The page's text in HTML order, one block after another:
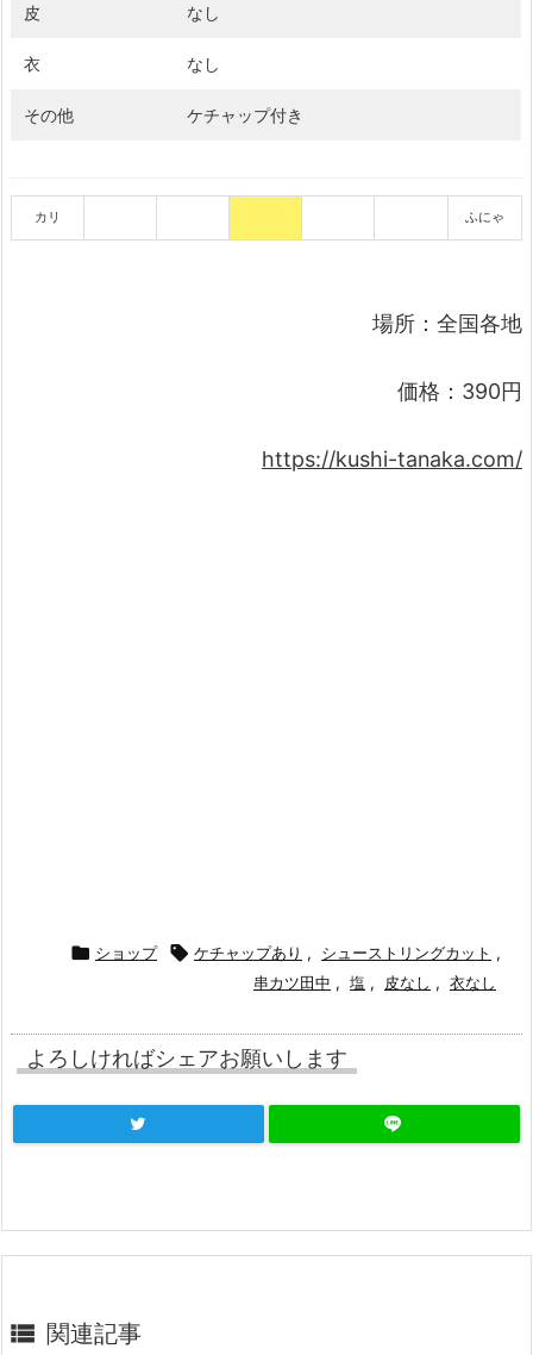
皮 なし
衣 なし
その他 ケチャップ付き
カリ ふにゃ
場所：全国各地
価格：390円
https://kushi-tanaka.com/
 ショップ  ケチャップあり , シューストリングカット ,
串カツ田中 , 塩 , 皮なし , 衣なし
よろしければシェアお願いします
 関連記事